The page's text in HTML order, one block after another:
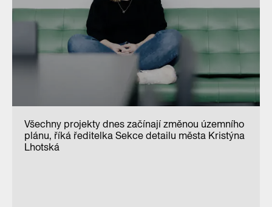
Všechny projekty dnes začínají změnou územního
plánu, říká ředitelka Sekce detailu města Kristýna
Lhotská